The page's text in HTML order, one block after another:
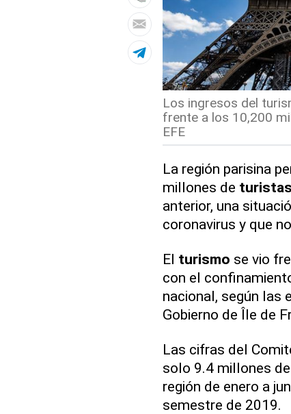
Los ingresos del
frente a los 10,200
EFE
La región parisina
millones de turistas
anterior, una
coronavirus y que
El turismo se vio
con el
nacional, según las
Gobierno de Île de
Las cifras del
solo 9.4 millones de
región de enero a
semestre de 2019.